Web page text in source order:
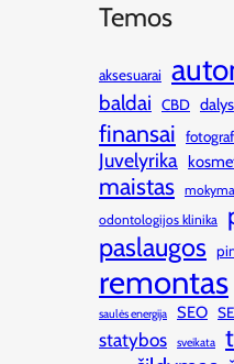
Temos
aksesuarai
baldai CBD dalys
finansai
Juvelyrika
maistas
odontologijos klinika
paslaugos
remontas
saulės energija
SEO
statybos sveikata